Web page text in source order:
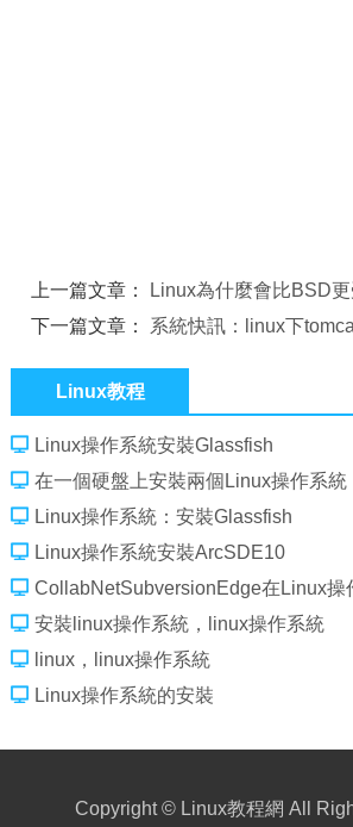
上一篇文章：
Linux為什麼會比BSD
下一篇文章： 系統快訊：linux下
Linux教程
Linux操作系統安裝Glassfish
在一個硬盤上安裝兩個Linux操作系統
Linux操作系統：安裝Glassfish
Linux操作系統安裝ArcSDE10
CollabNetSubversionEdge在Linux操
安裝linux操作系統，linux操作系統
linux，linux操作系統
Linux操作系統的安裝
Copyright © Linux教程網 All